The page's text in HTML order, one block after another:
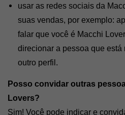
usar as redes sociais da
suas vendas, por exemplo:
falar que você é Macchi
direcionar a pessoa que está
outro perfil.
Posso convidar outras
Lovers?
Sim! Você pode indicar e